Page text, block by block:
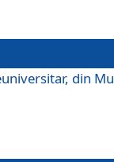
din